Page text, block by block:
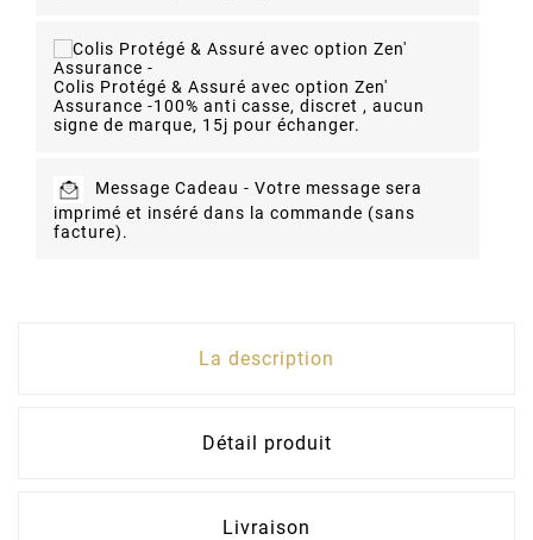
Colis Protégé & Assuré avec option Zen'
Assurance -100% anti casse, discret , aucun
signe de marque, 15j pour échanger.
Message Cadeau - Votre message sera
imprimé et inséré dans la commande (sans
facture).
La description
Détail produit
Livraison